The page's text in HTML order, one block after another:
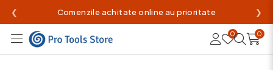
❮ Comenzile achitate online au prioritate ❯
0 0